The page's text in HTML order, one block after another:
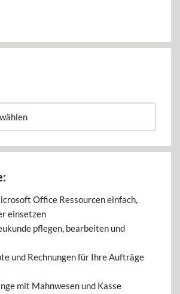
Office Ressourcen einfach,
einsetzen
pflegen, bearbeiten und
und Rechnungen für Ihre Aufträge
mit Mahnwesen und Kasse